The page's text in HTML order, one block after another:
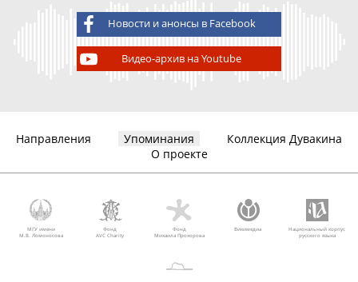
Новости и анонсы в Facebook
Видео-архив на Youtube
Направления Упоминания
Коллекция Дувакина
О проекте
МГУ имени
М.В. Ломоносова
Фонд
AVC Charity
Фонд
Михаила Прохорова
Викимедиа
Национальный корпус
русского языка